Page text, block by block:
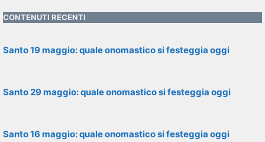
CONTENUTI RECENTI
Santo 19 maggio: quale onomastico si festeggia oggi
Santo 29 maggio: quale onomastico si festeggia oggi
Santo 16 maggio: quale onomastico si festeggia oggi